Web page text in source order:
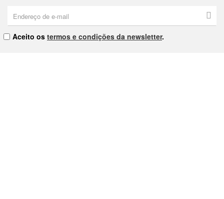
Aceito os termos e condições da newsletter.